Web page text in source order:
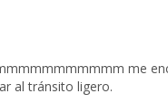
me
al tránsito ligero.